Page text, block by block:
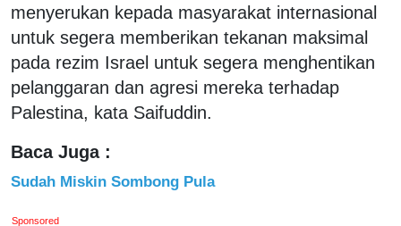
menyerukan kepada masyarakat internasional
untuk segera memberikan tekanan maksimal
pada rezim Israel untuk segera menghentikan
pelanggaran dan agresi mereka terhadap
Palestina, kata Saifuddin.
Baca Juga :
Sudah Miskin Sombong Pula
Sponsored